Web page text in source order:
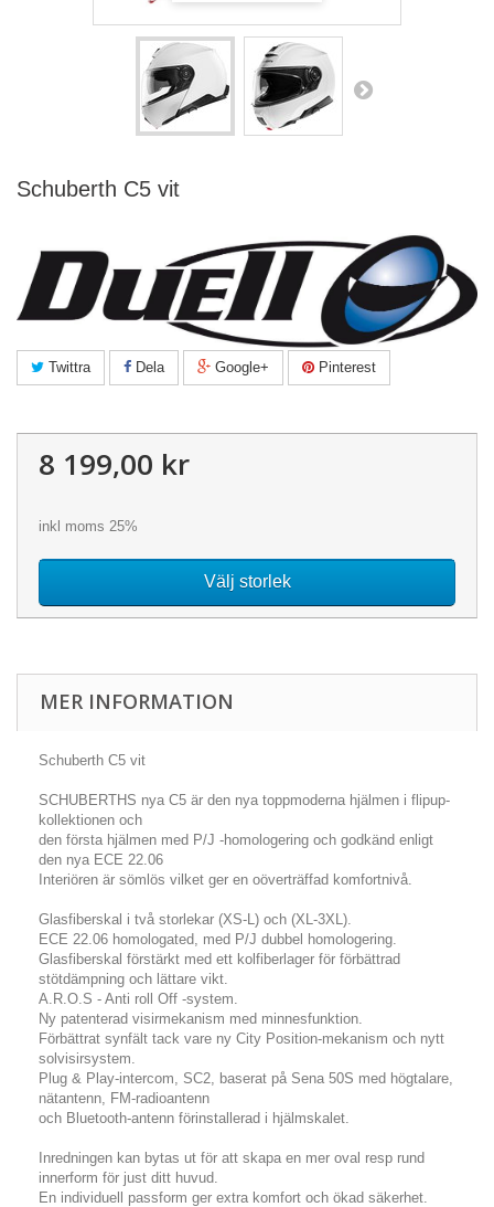
Schuberth C5 vit
Twittra Dela Google+ Pinterest
8 199,00 kr
inkl moms 25%
Välj storlek
MER INFORMATION
Schuberth C5 vit
SCHUBERTHS nya C5 är den nya toppmoderna hjälmen i flipup-
kollektionen och
den första hjälmen med P/J -homologering och godkänd enligt
den nya ECE 22.06
Interiören är sömlös vilket ger en oöverträffad komfortnivå.
Glasfiberskal i två storlekar (XS-L) och (XL-3XL).
ECE 22.06 homologated, med P/J dubbel homologering.
Glasfiberskal förstärkt med ett kolfiberlager för förbättrad
stötdämpning och lättare vikt.
A.R.O.S - Anti roll Off -system.
Ny patenterad visirmekanism med minnesfunktion.
Förbättrat synfält tack vare ny City Position-mekanism och nytt
solvisirsystem.
Plug & Play-intercom, SC2, baserat på Sena 50S med högtalare,
nätantenn, FM-radioantenn
och Bluetooth-antenn förinstallerad i hjälmskalet.
Inredningen kan bytas ut för att skapa en mer oval resp rund
innerform för just ditt huvud.
En individuell passform ger extra komfort och ökad säkerhet.